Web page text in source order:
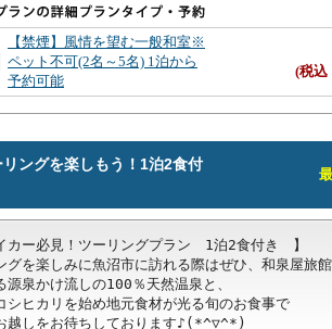
【禁煙】風情を望む一般和室※
ペット不可(2名～5名) 1泊から
予約可能
(税込
ングを楽しもう！1泊2食付
カー必見！ツーリングプラン　1泊2食付き　】
グを楽しみに魚沼市に訪れる際はぜひ、和泉屋旅
源泉かけ流しの100％天然温泉と、
シヒカリを始め地元食材が光る旬のお食事で
越しをお待ちしております♪(*^▽^*)